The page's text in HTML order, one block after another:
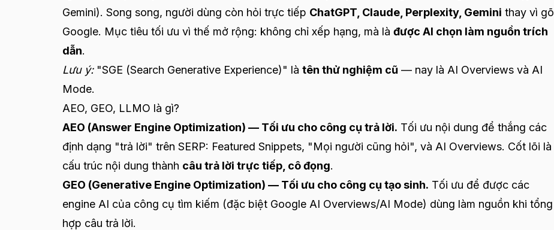
Gemini). Song song, người dùng còn hỏi trực tiếp ChatGPT, Claude, Perplexity, Gemini thay vì gõ
Google. Mục tiêu tối ưu vì thế mở rộng: không chỉ xếp hạng, mà là được AI chọn làm nguồn trích
dẫn.
Lưu ý:"SGE (Search Generative Experience)" là tên thử nghiệm cũ — nay là AI Overviews và AI
Mode.
AEO, GEO, LLMO là gì?
AEO (Answer Engine Optimization) — Tối ưu cho công cụ trả lời. Tối ưu nội dung để thắng các
định dạng "trả lời" trên SERP: Featured Snippets, "Mọi người cũng hỏi", và AI Overviews. Cốt lõi là
cấu trúc nội dung thành câu trả lời trực tiếp, cô đọng.
GEO (Generative Engine Optimization) — Tối ưu cho công cụ tạo sinh. Tối ưu để được các
engine AI của công cụ tìm kiếm (đặc biệt Google AI Overviews/AI Mode) dùng làm nguồn khi tổng
hợp câu trả lời.